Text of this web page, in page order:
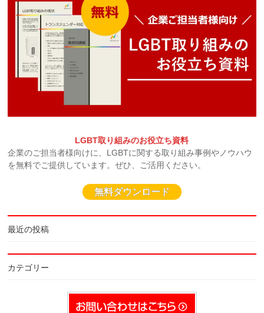
LGBT取り組みのお役立ち資料
企業のご担当者様向けに、LGBTに関する取り組み事例やノウハウ
を無料でご提供しています。ぜひ、ご活用ください。
無料ダウンロード
最近の投稿
カテゴリー